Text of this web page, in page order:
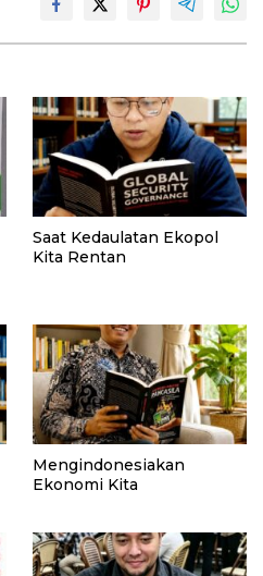
Saat Kedaulatan Ekopol
Kita Rentan
Mengindonesiakan
Ekonomi Kita